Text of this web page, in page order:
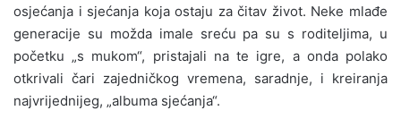
osjećanja i sjećanja koja ostaju za čitav život. Neke mlađe
generacije su možda imale sreću pa su s roditeljima, u
početku „s mukom“, pristajali na te igre, a onda polako
otkrivali čari zajedničkog vremena, saradnje, i kreiranja
najvrijednijeg, „albuma sjećanja“.